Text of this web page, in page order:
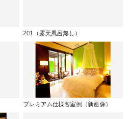
201（露天風呂無し）
プレミアム仕様客室例（新画像）